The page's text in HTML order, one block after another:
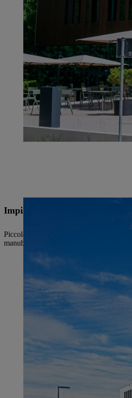
Impianto STIHL 3, Wiechs am
Piccolo ma potente: Il nostro sito
manubri e coltelli a spazzola. In questo